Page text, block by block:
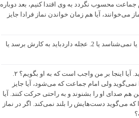
محسوب نگردد به وی اقتدا کنیم، بعد دوباره
پشت او نماز می‌خوانند، آیا هم زمان خواندن نماز فرادا جایز
اگر کسی نماز را فرادا بخواند به دلیل اینکه 1. امام جماعت را عادل نمی‌داند یا نمی‌شناسد یا 2. عجله داردباید به کارش برسد یا
۱. شخصی موعظه می‌کند ولی همه یا اکثر آیات قرآن را غلط و اشتباه می‌گوید. آیا اینجا بر من واجب است که به او بگویم؟ ۲.
ولی امام جماعت که می‌شود، آیا جایز
صدای او را بشنوند و به راحتی حرکت کنند. آیا
بعضاً تکبیرة الاحرام را که می‌گوید دست‌هایش را بلند نمی‌کند. اگر در نماز